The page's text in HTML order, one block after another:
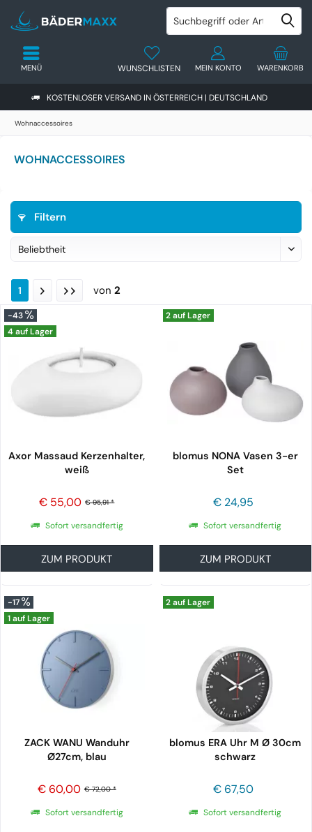
KOSTENLOSER VERSAND IN ÖSTERREICH | DEUTSCHLAND
WARENKORB
WUNSCHLISTEN MEIN KONTO
MENÜ
Wohnaccessoires
WOHNACCESSOIRES
Filtern
1 von 2
-43
4 auf Lager
Axor Massaud Kerzenhalter,
weiß
€ 95,91 *
€ 55,00
Sofort versandfertig
ZUM PRODUKT
2 auf Lager
blomus NONA Vasen 3-er
Set
€ 24,95
Sofort versandfertig
ZUM PRODUKT
-17
1 auf Lager
ZACK WANU Wanduhr
Ø27cm, blau
€ 72,00 *
€ 60,00
Sofort versandfertig
2 auf Lager
blomus ERA Uhr M Ø 30cm
schwarz
€ 67,50
Sofort versandfertig